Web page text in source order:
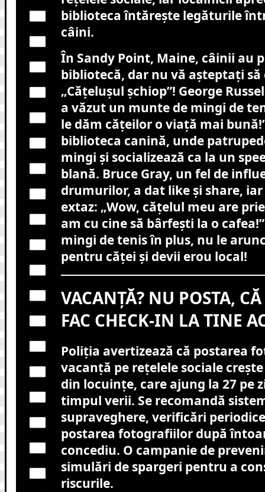
biblioteca întărește legăturile
câini.
În Sandy Point, Maine, câinii au
bibliotecă, dar nu vă așteptați să
„Cățelușul șchiop”! George
a văzut un munte de mingi de
le dăm cățeilor o viață mai
biblioteca canină, unde
mingi și socializează ca la un
blană. Bruce Gray, un fel de
drumurilor, a dat like și share,
extaz: „Wow, cățelul meu are
am cu cine să bârfești la o
mingi de tenis în plus, nu le
pentru căței și devii erou local!
VACANȚĂ? NU POSTA,
FAC CHECK-IN LA TINE
Poliția avertizează că postarea
vacanță pe rețelele sociale
din locuințe, care ajung la 27 pe
timpul verii. Se recomandă
supraveghere, verificări
postarea fotografiilor după
concediu. O campanie de
simulări de spargeri pentru a
riscurile.